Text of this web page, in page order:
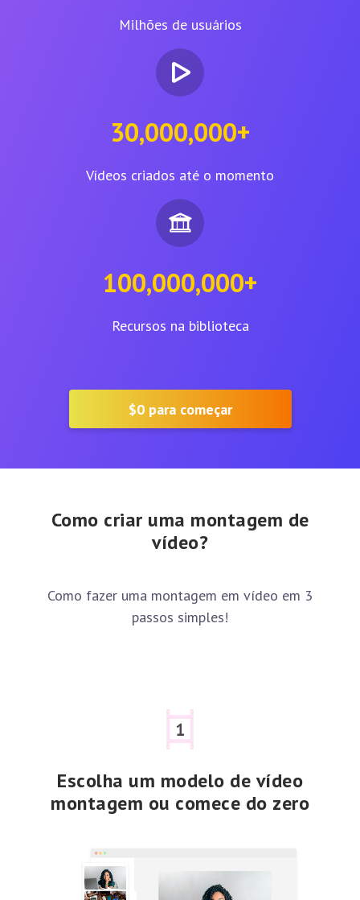
Milhões de usuários
30,000,000+
Vídeos criados até o momento
100,000,000+
Recursos na biblioteca
$0para começar
Como criar uma montagem de
vídeo?
Como fazer uma montagem em vídeo em 3
passos simples!
Escolha um modelo de vídeo
montagem ou comece do zero